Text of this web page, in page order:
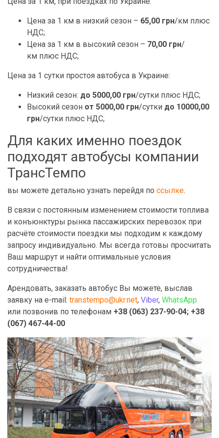
Цена за 1 км в низкий сезон – 65,00 грн/км плюс
НДС;
Цена за 1 км в высокий сезон – 70,00 грн/
км плюс НДС;
Цена за 1 сутки простоя автобуса в Украине:
Низкий сезон: до 5000,00 грн/сутки плюс НДС;
Высокий сезон от 5000,00 грн/сутки до 10000,00
грн/сутки плюс НДС;
Для каких именно поездок
подходят автобусы компании
ТрансТемпо
вы можете детально узнать перейдя по ссылке.
В связи с постоянным изменением стоимости топлива
и конъюнктуры рынка пассажирских перевозок при
расчёте стоимости поездки мы подходим к каждому
запросу индивидуально. Мы всегда готовы просчитать
Ваш маршрут и найти оптимальные условия
сотрудничества!
Арендовать, заказать автобус Вы можете, выслав
заявку на e-mail: transtempo@ukr.net, Viber, WhatsApp
или позвонив по телефонам +38 (063) 237-90-04; +38
(067) 467-44-00